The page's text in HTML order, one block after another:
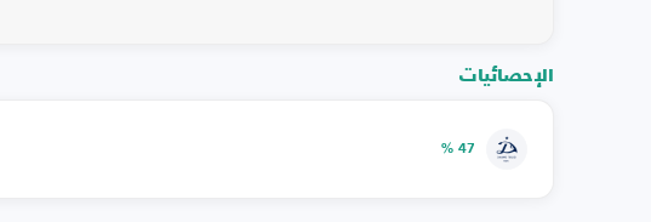
الإحصائيات
47 %